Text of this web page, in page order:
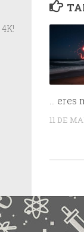
…
11 DE